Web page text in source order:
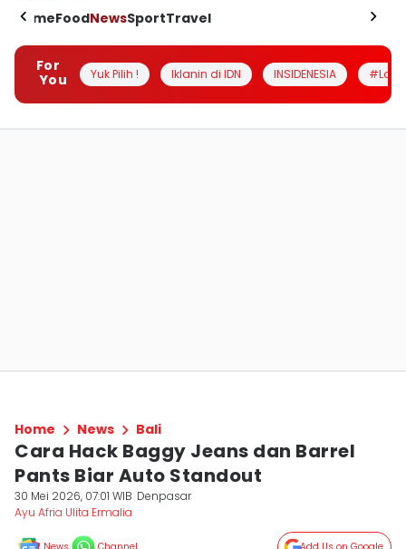
HomeFoodNewsSportTravel
For
You
Yuk Pilih ! Iklanin di IDN INSIDENESIA
Home News Bali
Cara Hack Baggy Jeans dan Barrel
Pants Biar Auto Standout
30 Mei 2026, 07:01 WIB Denpasar
Ayu Afria Ulita Ermalia